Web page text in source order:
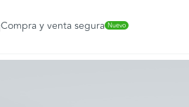
Compra y venta segura Nuevo